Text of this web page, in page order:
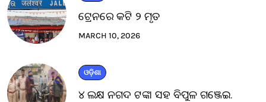
ଟ୍ରେନରେ କଟି ୨ ମୃତ
MARCH 10, 2026
ଓଡ଼ିଶା
୪ ଲକ୍ଷ ନଗଦ ଟଙ୍କା ସହ ବିପୁଳ ଗଞ୍ଜେଇ.